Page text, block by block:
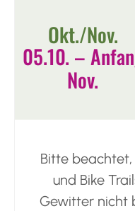
Okt./Nov.
05.10. –
Nov.
Bitte
und Bike
Gewitter nicht